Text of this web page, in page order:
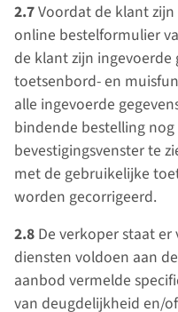
2.7Voordat de klant
online bestelformulier
de klant zijn ingevoerde
toetsenbord- en
alle ingevoerde
bindende bestelling nog
bevestigingsvenster te
met de gebruikelijke
worden gecorrigeerd.
2.8 De verkoper staat
diensten voldoen aan
aanbod vermelde
van deugdelijkheid en/